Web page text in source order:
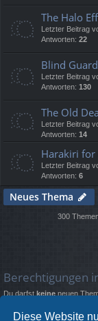
Diese Website
The Halo
Letzter Beitrag
Antworten: 22
Blind
Letzter Beitrag
Antworten: 130
The Old
Letzter Beitrag
Antworten: 14
Harakiri for
Letzter Beitrag
Antworten: 6
Neues Thema
300
Berechtigungen
Du darfst keine neuen
Du darfst deine Beiträge in